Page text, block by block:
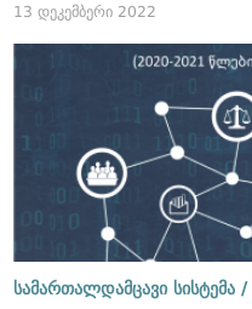
13 დეკემბერი 2022
სამართალდამცავი სისტემა /